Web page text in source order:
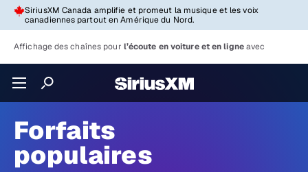
SiriusXM Canada amplifie et promeut la musique et les voix
canadiennes partout en Amérique du Nord.
Affichage des chaînes pour l’écoute en voiture et en ligneavec
Forfaits
populaires